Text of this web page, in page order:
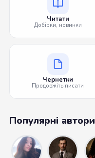
Читати
Добірки, новинки
Чернетки
Продовжіть писати
Популярні автори